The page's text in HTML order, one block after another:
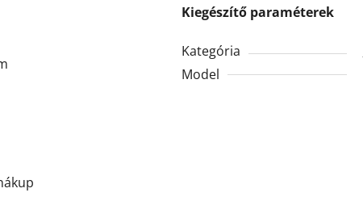
Kiegészítő paraméterek
Kategória
Model